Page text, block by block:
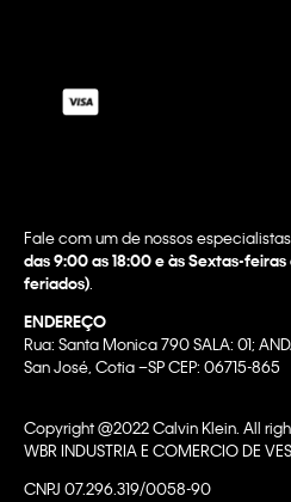
Fale com um de nossos
das 9:00 as 18:00 e às Sextas-
feriados)
ENDEREÇO
Rua: Santa Monica 790 SALA: 01;
San José, Cotia –SP CEP: 06715-865
Copyright @2022 Calvin Klein. All
WBR INDUSTRIA E COMERCIO DE
CNPJ 07.296.319/0058-90